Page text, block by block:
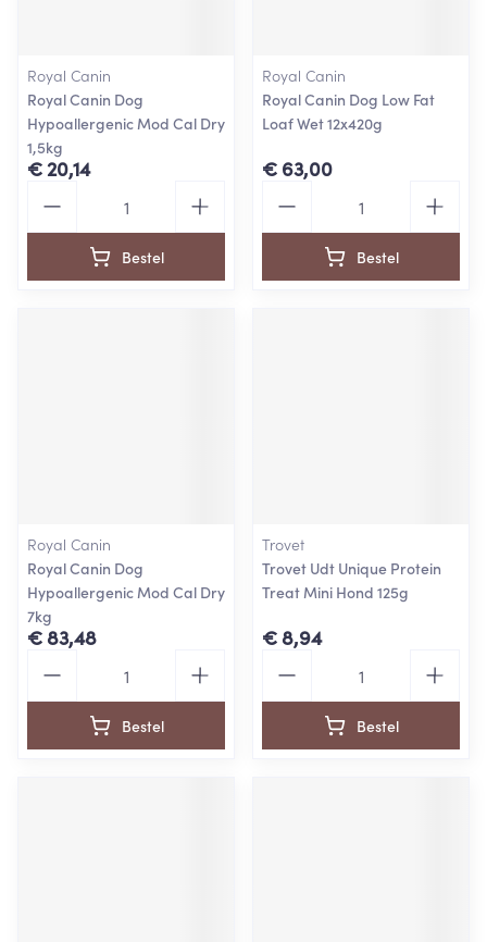
Royal Canin
Royal Canin Dog
Hypoallergenic Mod Cal Dry
1,5kg
€ 20,14
Bestel
Royal Canin
Royal Canin Dog Low Fat
Loaf Wet 12x420g
€ 63,00
Bestel
Royal Canin
Royal Canin Dog
Hypoallergenic Mod Cal Dry
7kg
€ 83,48
Bestel
Trovet
Trovet Udt Unique Protein
Treat Mini Hond 125g
€ 8,94
Bestel